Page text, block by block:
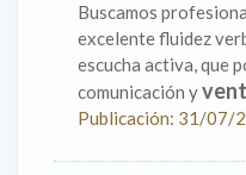
Buscamos
excelente fluidez
escucha activa, que
comunicación y
Publicación: 31/07/